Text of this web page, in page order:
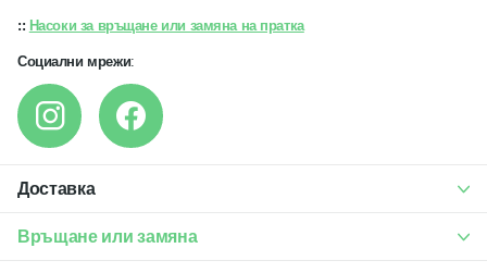
Доставка
Връщане или замяна
:: Насоки за връщане или замяна на пратка
Социални мрежи: